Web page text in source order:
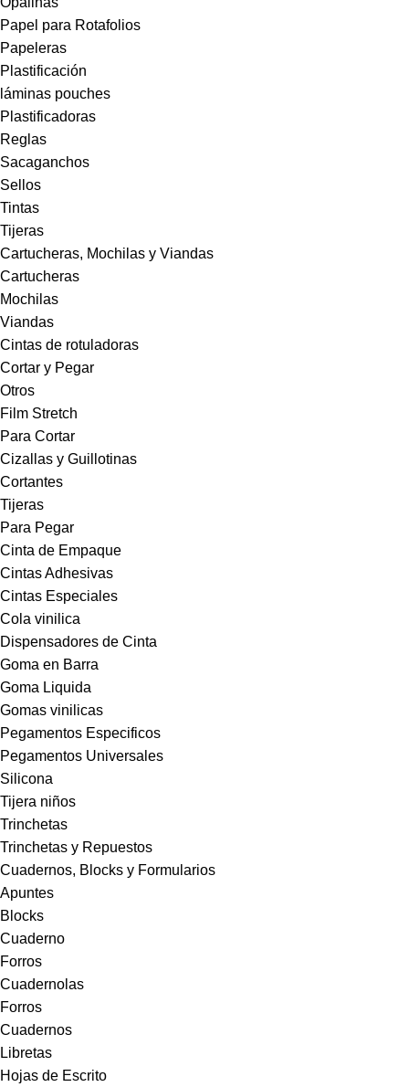
Papel para Rotafolios
Papeleras
Plastificación
láminas pouches
Plastificadoras
Reglas
Sacaganchos
Sellos
Tintas
Tijeras
Cartucheras, Mochilas y Viandas
Cartucheras
Mochilas
Viandas
Cintas de rotuladoras
Cortar y Pegar
Otros
Film Stretch
Para Cortar
Cizallas y Guillotinas
Cortantes
Tijeras
Para Pegar
Cinta de Empaque
Cintas Adhesivas
Cintas Especiales
Cola vinilica
Dispensadores de Cinta
Goma en Barra
Goma Liquida
Gomas vinilicas
Pegamentos Especificos
Pegamentos Universales
Silicona
Tijera niños
Trinchetas
Trinchetas y Repuestos
Cuadernos, Blocks y Formularios
Apuntes
Blocks
Cuaderno
Forros
Cuadernolas
Forros
Cuadernos
Libretas
Hojas de Escrito